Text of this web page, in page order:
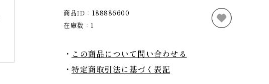
商品ID： 188886600
在庫数： 1
この商品について問い合わせる
特定商取引法に基づく表記